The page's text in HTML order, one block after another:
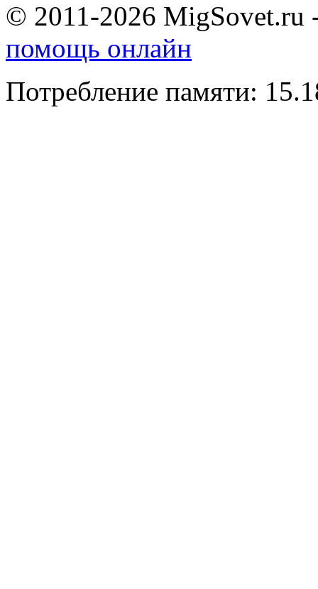
© 2011-2026 MigSovet.ru
помощь онлайн
Потребление памяти: